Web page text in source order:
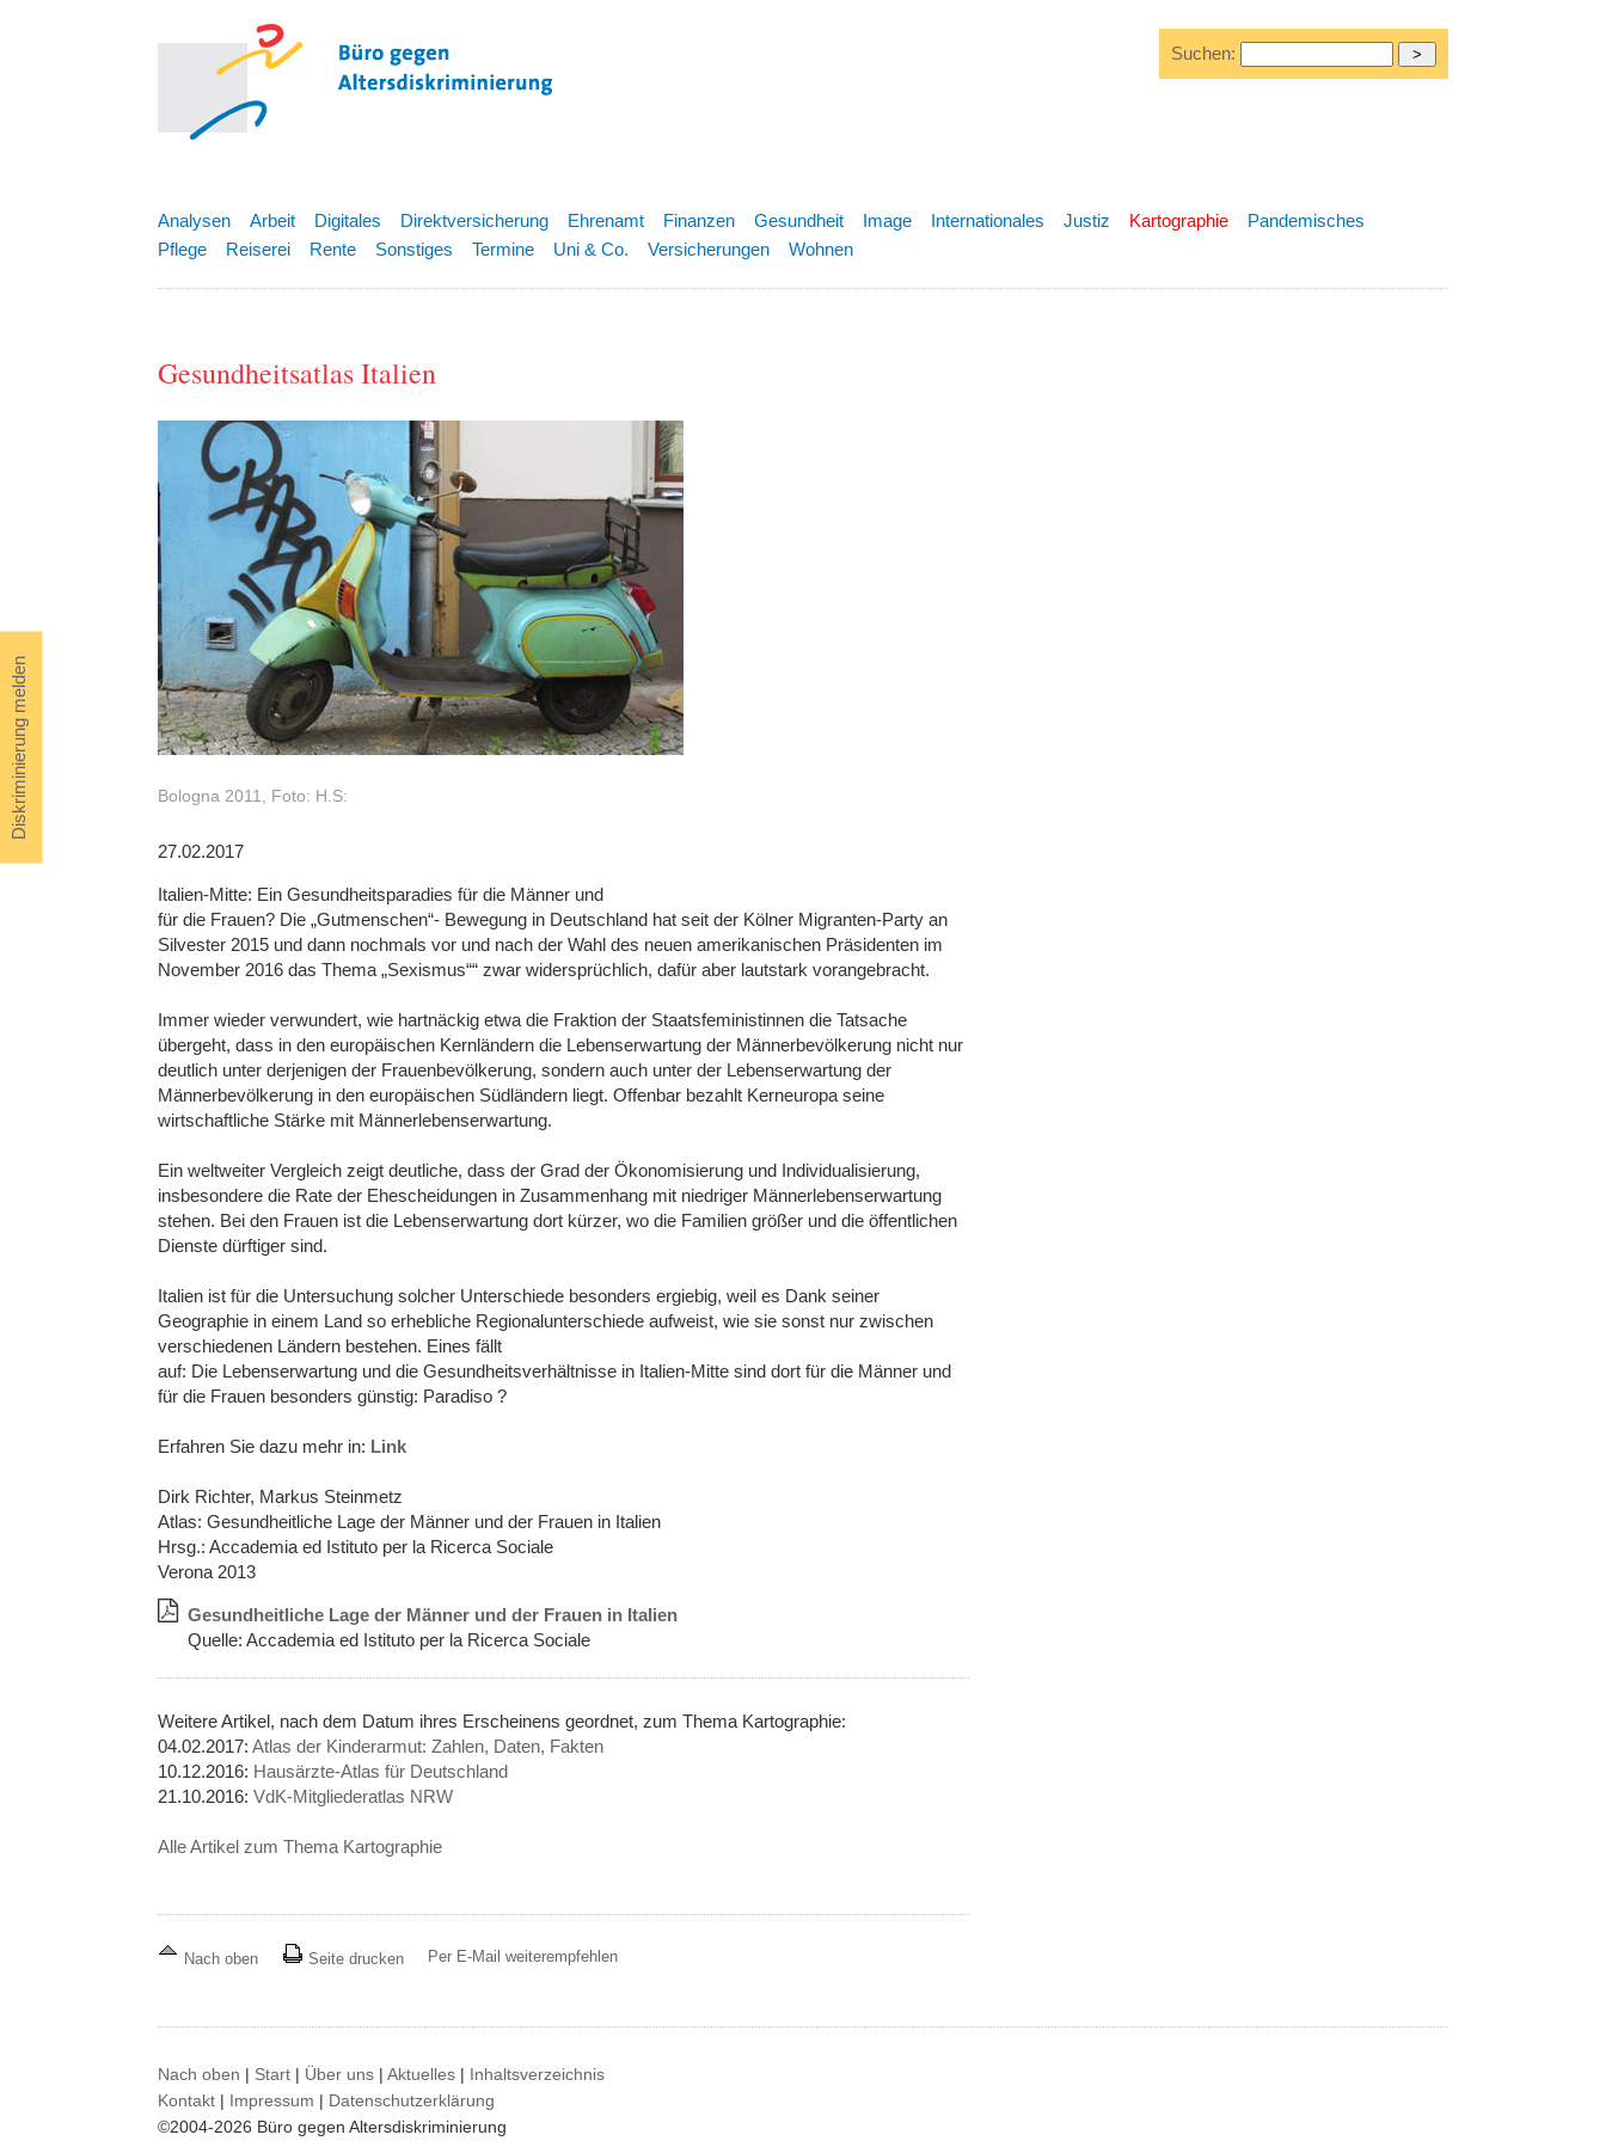
Diskriminierung melden
Suchen:
Analysen Arbeit Digitales Direktversicherung Ehrenamt Finanzen Gesundheit Image Internationales Justiz Kartographie
Pandemisches
Pflege
Reiserei Rente Sonstiges Termine Uni & Co. Versicherungen Wohnen
Gesundheitsatlas Italien
Bologna 2011, Foto: H.S:
27.02.2017
Italien-Mitte: Ein Gesundheitsparadies für die Männer und
für die Frauen? Die „Gutmenschen“- Bewegung in Deutschland hat seit der Kölner Migranten-Party an
Silvester 2015 und dann nochmals vor und nach der Wahl des neuen amerikanischen Präsidenten im
November 2016 das Thema „Sexismus““ zwar widersprüchlich, dafür aber lautstark vorangebracht.
Immer wieder verwundert, wie hartnäckig etwa die Fraktion der Staatsfeministinnen die Tatsache
übergeht, dass in den europäischen Kernländern die Lebenserwartung der Männerbevölkerung nicht nur
deutlich unter derjenigen der Frauenbevölkerung, sondern auch unter der Lebenserwartung der
Männerbevölkerung in den europäischen Südländern liegt. Offenbar bezahlt Kerneuropa seine
wirtschaftliche Stärke mit Männerlebenserwartung.
Ein weltweiter Vergleich zeigt deutliche, dass der Grad der Ökonomisierung und Individualisierung,
insbesondere die Rate der Ehescheidungen in Zusammenhang mit niedriger Männerlebenserwartung
stehen. Bei den Frauen ist die Lebenserwartung dort kürzer, wo die Familien größer und die öffentlichen
Dienste dürftiger sind.
Italien ist für die Untersuchung solcher Unterschiede besonders ergiebig, weil es Dank seiner
Geographie in einem Land so erhebliche Regionalunterschiede aufweist, wie sie sonst nur zwischen
verschiedenen Ländern bestehen. Eines fällt
auf: Die Lebenserwartung und die Gesundheitsverhältnisse in Italien-Mitte sind dort für die Männer und
für die Frauen besonders günstig: Paradiso ?
Erfahren Sie dazu mehr in: Link
Dirk Richter, Markus Steinmetz
Atlas: Gesundheitliche Lage der Männer und der Frauen in Italien
Hrsg.: Accademia ed Istituto per la Ricerca Sociale
Verona 2013
Gesundheitliche Lage der Männer und der Frauen in Italien
Quelle: Accademia ed Istituto per la Ricerca Sociale
Weitere Artikel, nach dem Datum ihres Erscheinens geordnet, zum Thema Kartographie:
04.02.2017: Atlas der Kinderarmut: Zahlen, Daten, Fakten
10.12.2016: Hausärzte-Atlas für Deutschland
21.10.2016: VdK-Mitgliederatlas NRW
Alle Artikel zum Thema Kartographie
Nach oben Seite drucken Per E-Mail weiterempfehlen
Nach oben | Start | Über uns | Aktuelles | Inhaltsverzeichnis
Kontakt | Impressum | Datenschutzerklärung
©2004-2026 Büro gegen Altersdiskriminierung